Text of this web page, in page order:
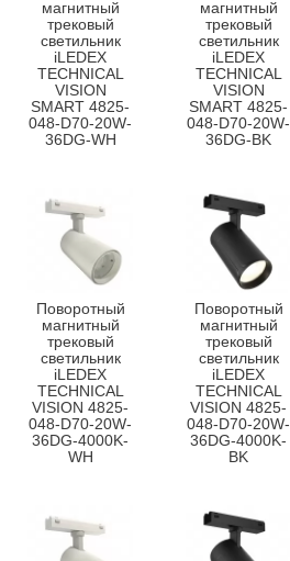
магнитный
трековый
светильник
iLEDEX
TECHNICAL
VISION
SMART 4825-
048-D70-20W-
36DG-WH
магнитный
трековый
светильник
iLEDEX
TECHNICAL
VISION
SMART 4825-
048-D70-20W-
36DG-BK
Поворотный
магнитный
трековый
светильник
iLEDEX
TECHNICAL
VISION 4825-
048-D70-20W-
36DG-4000K-
WH
Поворотный
магнитный
трековый
светильник
iLEDEX
TECHNICAL
VISION 4825-
048-D70-20W-
36DG-4000K-
BK